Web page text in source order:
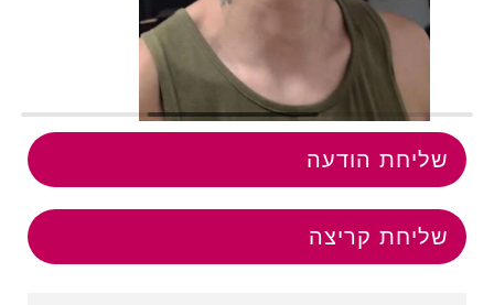
שליחת הודעה
שליחת קריצה